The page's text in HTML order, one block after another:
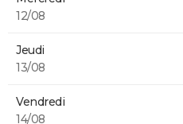
12/08
Jeudi
13/08
Vendredi
14/08